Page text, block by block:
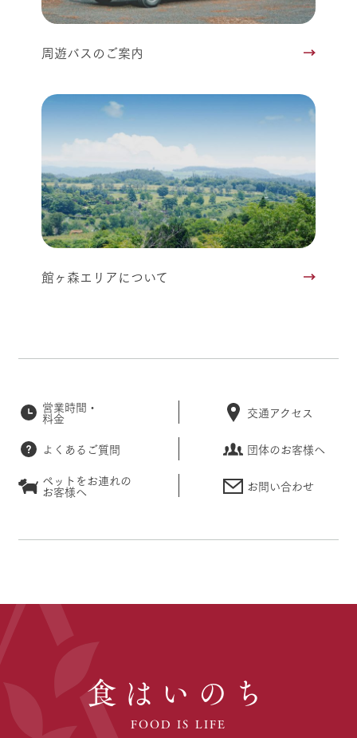
周遊バスのご案内
館ヶ森エリアについて
営業時間・
料金 交通アクセス
よくあるご質問
団体のお客様へ
ペットをお連れの
お客様へ お問い合わせ
食はいのち
FOOD IS LIFE